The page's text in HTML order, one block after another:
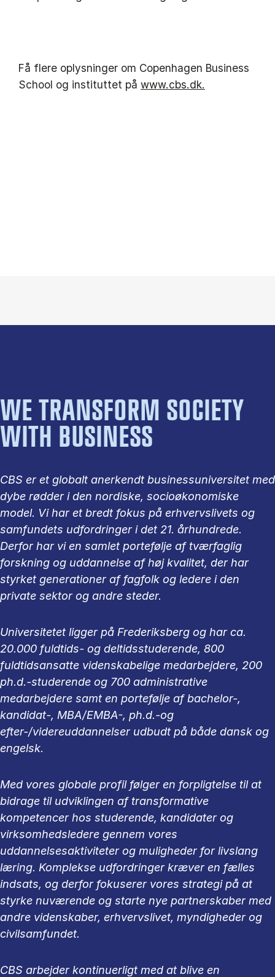
Få flere oplysninger om Copenhagen Business
School og instituttet på www.cbs.dk.
WE TRANSFORM SOCIETY
WITH BUSINESS
CBS er et globalt anerkendt businessuniversitet med
dybe rødder i den nordiske, socioøkonomiske
model. Vi har et bredt fokus på erhvervslivets og
samfundets udfordringer i det 21. århundrede.
Derfor har vi en samlet portefølje af tværfaglig
forskning og uddannelse af høj kvalitet, der har
styrket generationer af fagfolk og ledere i den
private sektor og andre steder.
Universitetet ligger på Frederiksberg og har ca.
20.000 fuldtids- og deltidsstuderende, 800
fuldtidsansatte videnskabelige medarbejdere, 200
ph.d.-studerende og 700 administrative
medarbejdere samt en portefølje af bachelor-,
kandidat-, MBA/EMBA-, ph.d.-og
efter-/videreuddannelser udbudt på både dansk og
engelsk.
Med vores globale profil følger en forpligtelse til at
bidrage til udviklingen af transformative
kompetencer hos studerende, kandidater og
virksomhedsledere gennem vores
uddannelsesaktiviteter og muligheder for livslang
læring. Komplekse udfordringer kræver en fælles
indsats, og derfor fokuserer vores strategi på at
styrke nuværende og starte nye partnerskaber med
andre videnskaber, erhvervslivet, myndigheder og
civilsamfundet.
CBS arbejder kontinuerligt med at blive en